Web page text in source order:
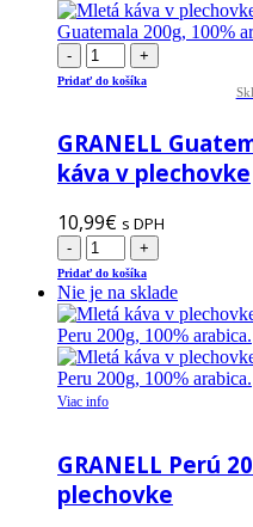
- +
Pridať do košíka
GRANELL
káva v plechovke
10,99€ s DPH
- +
Pridať do košíka
Nie je na sklade
Viac info
GRANELL Perú
plechovke